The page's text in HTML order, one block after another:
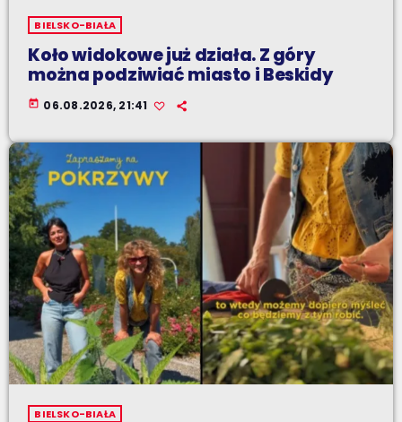
BIELSKO-BIAŁA
Koło widokowe już działa. Z góry
można podziwiać miasto i Beskidy
today 06.08.2026, 21:41
BIELSKO-BIAŁA